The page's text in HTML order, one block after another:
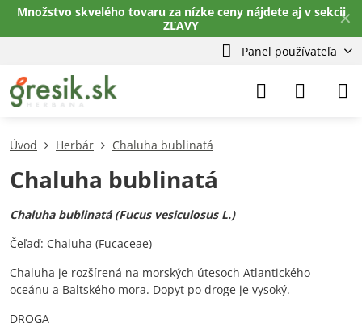
✕
Množstvo skvelého tovaru za nízke ceny nájdete aj v sekcii
ZĽAVY
Panel používateľa
Úvod Herbár Chaluha bublinatá
Chaluha bublinatá
Chaluha bublinatá (Fucus vesiculosus L.)
Čeľaď: Chaluha (Fucaceae)
Chaluha je rozšírená na morských útesoch Atlantického
oceánu a Baltského mora. Dopyt po droge je vysoký.
DROGA